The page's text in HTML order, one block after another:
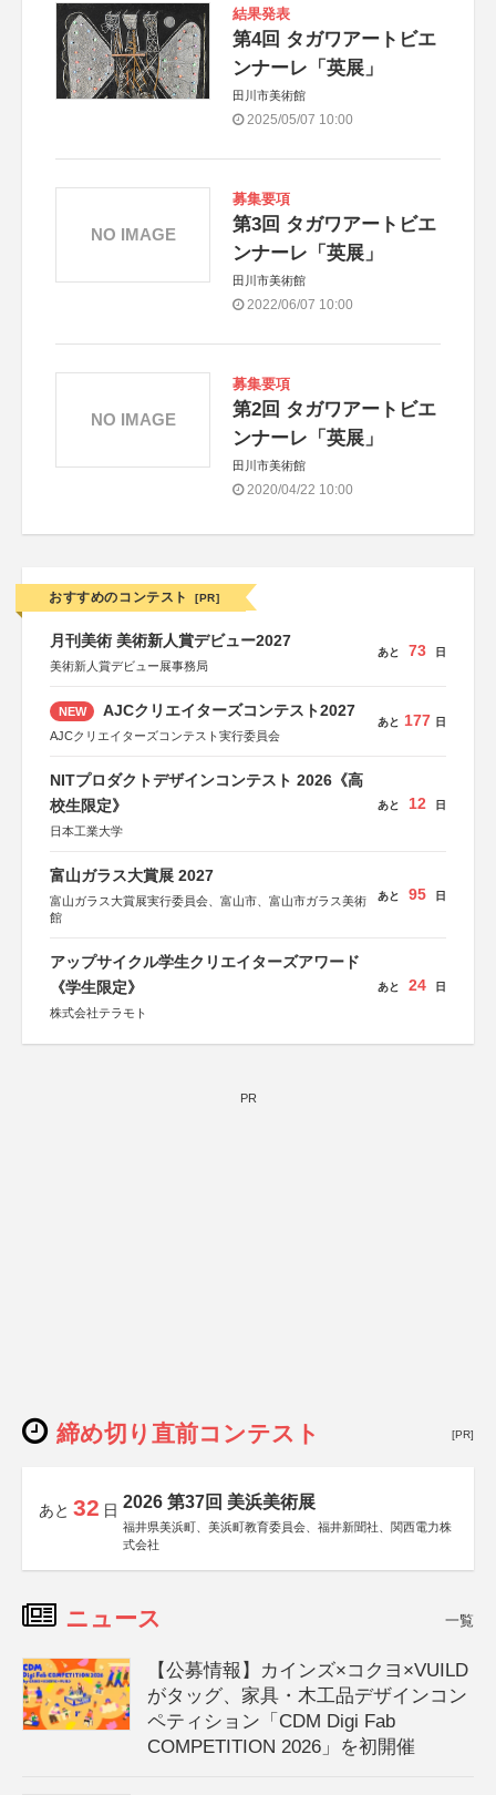
結果発表
第4回 タガワアートビエ
ンナーレ「英展」
田川市美術館
2025/05/07 10:00
募集要項
第3回 タガワアートビエ
ンナーレ「英展」
田川市美術館
2022/06/07 10:00
NO IMAGE
募集要項
第2回 タガワアートビエ
ンナーレ「英展」
田川市美術館
2020/04/22 10:00
NO IMAGE
おすすめのコンテスト [PR]
月刊美術 美術新人賞デビュー2027
美術新人賞デビュー展事務局
あと 73 日
NEW AJCクリエイターズコンテスト2027
AJCクリエイターズコンテスト実行委員会
あと 177 日
NITプロダクトデザインコンテスト 2026《高
校生限定》
日本工業大学
あと 12 日
富山ガラス大賞展 2027
富山ガラス大賞展実行委員会、富山市、富山市ガラス美術
館
あと 95 日
アップサイクル学生クリエイターズアワード
《学生限定》
株式会社テラモト
あと 24 日
PR
締め切り直前コンテスト [PR]
あと 32 日 2026 第37回 美浜美術展
福井県美浜町、美浜町教育委員会、福井新聞社、関西電力株
式会社
ニュース 一覧
【公募情報】カインズ×コクヨ×VUILD
がタッグ、家具・木工品デザインコン
ペティション「CDM Digi Fab
COMPETITION 2026」を初開催